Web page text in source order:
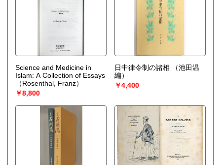
Science and Medicine in
Islam: A Collection of Essays
（Rosenthal, Franz）
￥8,800
日中律令制の諸相
（池田温
編）
￥4,400